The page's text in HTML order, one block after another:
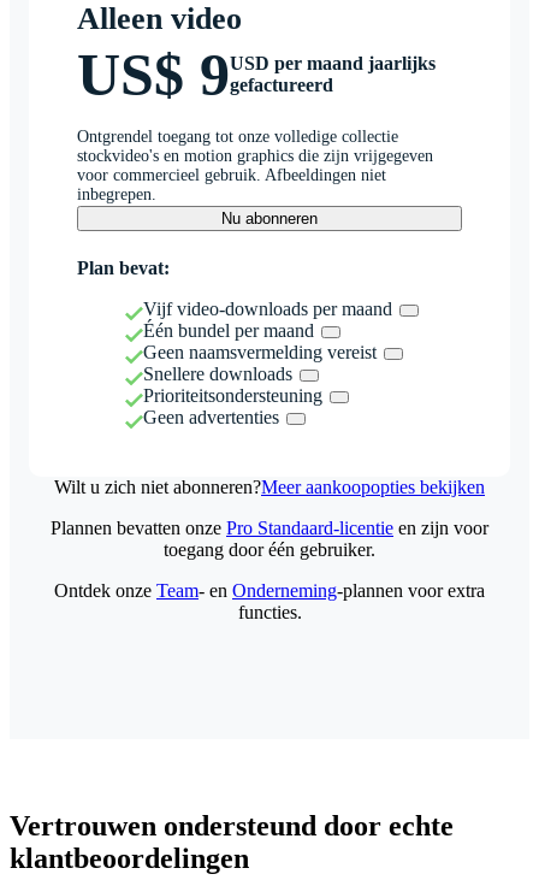
Alleen video
US$ 9USD per maand jaarlijks
gefactureerd
Ontgrendel toegang tot onze volledige collectie
stockvideo's en motion graphics die zijn vrijgegeven
voor commercieel gebruik. Afbeeldingen niet
inbegrepen.
Nu abonneren
Plan bevat:
Vijf video-downloads per maand
Één bundel per maand
Geen naamsvermelding vereist
Snellere downloads
Prioriteitsondersteuning
Geen advertenties
Wilt u zich niet abonneren?Meer aankoopopties bekijken
Plannen bevatten onze Pro Standaard-licentie en zijn voor
toegang door één gebruiker.
Ontdek onze Team- en Onderneming-plannen voor extra
functies.
Vertrouwen ondersteund door echte
klantbeoordelingen